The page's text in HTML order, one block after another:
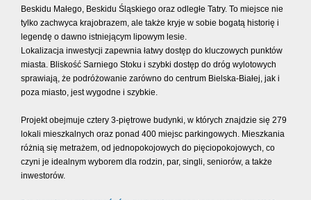
Beskidu Małego, Beskidu Śląskiego oraz odległe Tatry. To miejsce nie
tylko zachwyca krajobrazem, ale także kryje w sobie bogatą historię i
legendę o dawno istniejącym lipowym lesie.
Lokalizacja inwestycji zapewnia łatwy dostęp do kluczowych punktów
miasta. Bliskość Sarniego Stoku i szybki dostęp do dróg wylotowych
sprawiają, że podróżowanie zarówno do centrum Bielska-Białej, jak i
poza miasto, jest wygodne i szybkie.
Projekt obejmuje cztery 3-piętrowe budynki, w których znajdzie się 279
lokali mieszkalnych oraz ponad 400 miejsc parkingowych. Mieszkania
różnią się metrażem, od jednopokojowych do pięciopokojowych, co
czyni je idealnym wyborem dla rodzin, par, singli, seniorów, a także
inwestorów.